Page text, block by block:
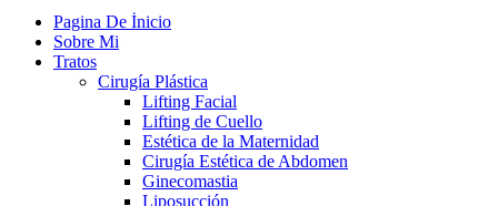
Pagina De İnicio
Sobre Mi
Tratos
Cirugía Plástica
Lifting Facial
Lifting de Cuello
Estética de la Maternidad
Cirugía Estética de Abdomen
Ginecomastia
Liposucción